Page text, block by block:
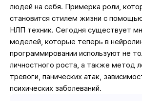
людей на себя. Примерка роли,
становится стилем жизни с
НЛП техник. Сегодня существует
моделей, которые теперь в
программировании используют не
личностного роста, а также метод
тревоги, панических атак,
психических заболеваний.